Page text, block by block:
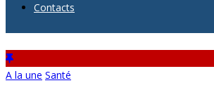
Contacts
A la une Santé